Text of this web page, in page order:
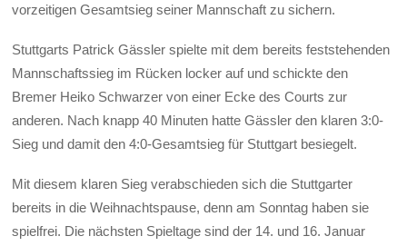
vorzeitigen Gesamtsieg seiner Mannschaft zu sichern.
Stuttgarts Patrick Gässler spielte mit dem bereits feststehenden
Mannschaftssieg im Rücken locker auf und schickte den
Bremer Heiko Schwarzer von einer Ecke des Courts zur
anderen. Nach knapp 40 Minuten hatte Gässler den klaren 3:0-
Sieg und damit den 4:0-Gesamtsieg für Stuttgart besiegelt.
Mit diesem klaren Sieg verabschieden sich die Stuttgarter
bereits in die Weihnachtspause, denn am Sonntag haben sie
spielfrei. Die nächsten Spieltage sind der 14. und 16. Januar